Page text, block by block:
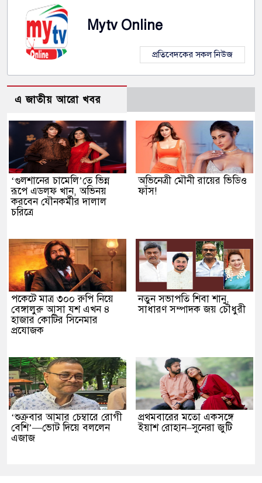
Mytv Online
প্রতিবেদকের সকল নিউজ
এ জাতীয় আরো খবর
‘গুলশানের চামেলি’তে ভিন্ন
রূপে এডলফ খান, অভিনয়
করবেন যৌনকর্মীর দালাল
চরিত্রে
অভিনেত্রী মৌনী রায়ের ভিডিও
ফাঁস!
পকেটে মাত্র ৩০০ রুপি নিয়ে
বেঙ্গালুরু আসা যশ এখন ৪
হাজার কোটির সিনেমার
প্রযোজক
নতুন সভাপতি শিবা শানু,
সাধারণ সম্পাদক জয় চৌধুরী
‘শুক্রবার আমার চেম্বারে রোগী
বেশি’—ভোট দিয়ে বললেন
এজাজ
প্রথমবারের মতো একসঙ্গে
ইয়াশ রোহান–সুনেরা জুটি